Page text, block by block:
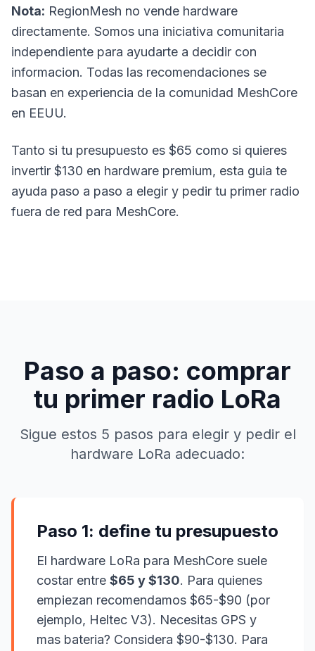
Nota: RegionMesh no vende hardware
directamente. Somos una iniciativa comunitaria
independiente para ayudarte a decidir con
informacion. Todas las recomendaciones se
basan en experiencia de la comunidad MeshCore
en EEUU.
Tanto si tu presupuesto es $65 como si quieres
invertir $130 en hardware premium, esta guia te
ayuda paso a paso a elegir y pedir tu primer radio
fuera de red para MeshCore.
Paso a paso: comprar
tu primer radio LoRa
Sigue estos 5 pasos para elegir y pedir el
hardware LoRa adecuado:
Paso 1: define tu presupuesto
El hardware LoRa para MeshCore suele
costar entre $65 y $130. Para quienes
empiezan recomendamos $65-$90 (por
ejemplo, Heltec V3). Necesitas GPS y
mas bateria? Considera $90-$130. Para